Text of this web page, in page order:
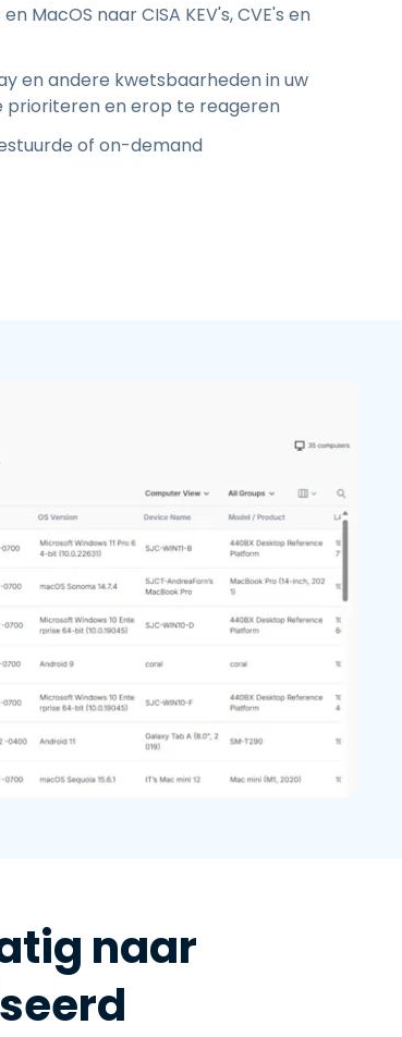
MacOS naar CISA KEV's, CVE's en
en andere kwetsbaarheden in uw
prioriteren en erop te reageren
of on-demand
naar